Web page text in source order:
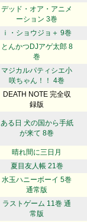
デッド・オア・アニメ
ーション 3巻
ｉ・ショウジョ＋ 9巻
とんかつDJアゲ太郎 8
巻
マジカルパティシエ小
咲ちゃん！！ 4巻
DEATH NOTE 完全収
録版
ある日 犬の国から手紙
が来て 8巻
晴れ間に三日月
夏目友人帳 21巻
水玉ハニーボーイ 5巻
通常版
ラストゲーム 11巻 通
常版